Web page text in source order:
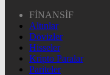
FİNANSİF
Altınlar
Dövizler
Hisseler
Kripto Paralar
Pariteler